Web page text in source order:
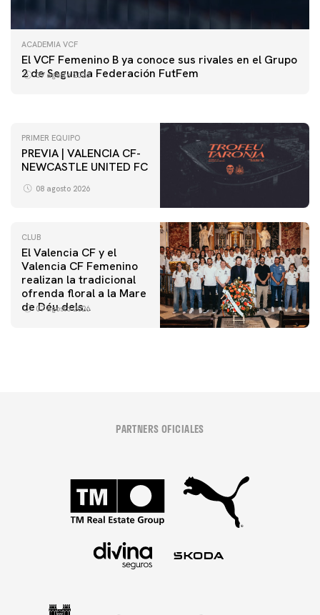
ACADEMIA VCF
El VCF Femenino B ya conoce sus rivales en el Grupo
2 de Segunda Federación FutFem
07 agosto 2026
PRIMER EQUIPO
ENTRENAMIENTO DEL VALENCIA CF 7/8/2026
PRIMER EQUIPO
PREVIA | VALENCIA CF-
NEWCASTLE UNITED FC
08 agosto 2026
CLUB
El Valencia CF y el
Valencia CF Femenino
realizan la tradicional
ofrenda floral a la Mare
de Déu dels
07 agosto 2026
PARTNERS OFICIALES